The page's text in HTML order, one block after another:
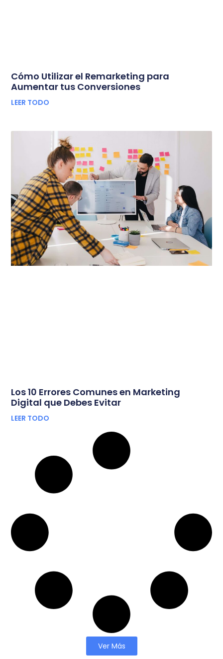
Cómo Utilizar el Remarketing para
Aumentar tus Conversiones
LEER TODO
Los 10 Errores Comunes en Marketing
Digital que Debes Evitar
LEER TODO
Ver Más